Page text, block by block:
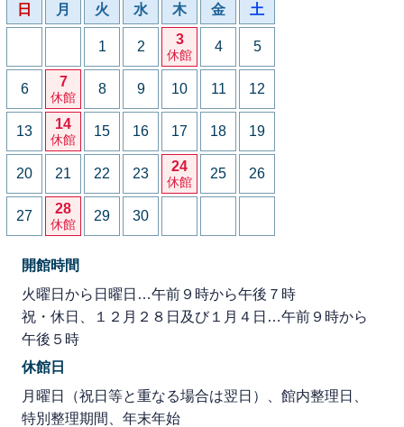
日 月 火 水 木 金 土
1 2 3
休館
4 5
6 7
休館
8 9 10 11 12
13 14
休館
15 16 17 18 19
20 21 22 23 24
休館
25 26
27 28
休館
29 30
開館時間
火曜日から日曜日…午前９時から午後７時
祝・休日、１２月２８日及び１月４日…午前９時から
午後５時
休館日
月曜日（祝日等と重なる場合は翌日）、館内整理日、
特別整理期間、年末年始